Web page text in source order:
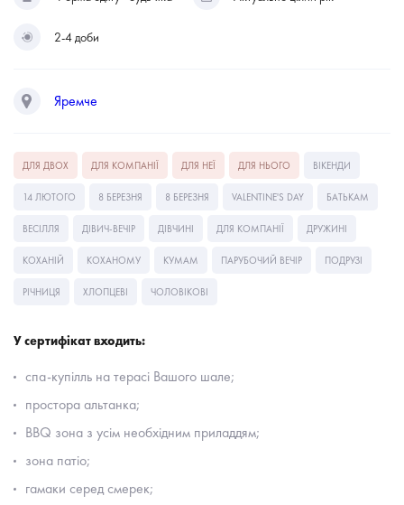
2-4 доби
Яремче
ДЛЯ ДВОХ ДЛЯ КОМПАНІЇ ДЛЯ НЕЇ ДЛЯ НЬОГО ВІКЕНДИ
14 ЛЮТОГО 8 БЕРЕЗНЯ 8 БЕРЕЗНЯ VALENTINE'S DAY БАТЬКАМ
ВЕСІЛЛЯ ДІВИЧ-ВЕЧІР ДІВЧИНІ ДЛЯ КОМПАНІЇ ДРУЖИНІ
КОХАНІЙ КОХАНОМУ КУМАМ ПАРУБОЧИЙ ВЕЧІР ПОДРУЗІ
РІЧНИЦЯ ХЛОПЦЕВІ ЧОЛОВІКОВІ
У сертифікат входить:
спа-купілль на терасі Вашого шале;
простора альтанка;
BBQ зона з усім необхідним приладдям;
зона патіо;
гамаки серед смерек;